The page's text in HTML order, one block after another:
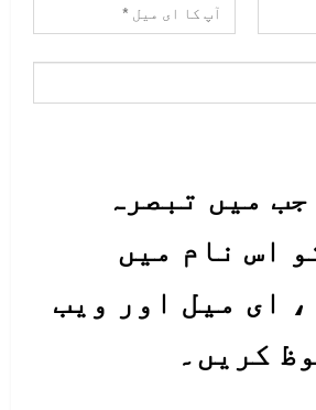
میں تبصرہ
اس نام میں
، ای میل اور ویب
کریں۔